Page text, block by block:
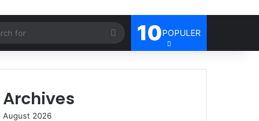
Search
for
10POPULER
Archives
August 2026